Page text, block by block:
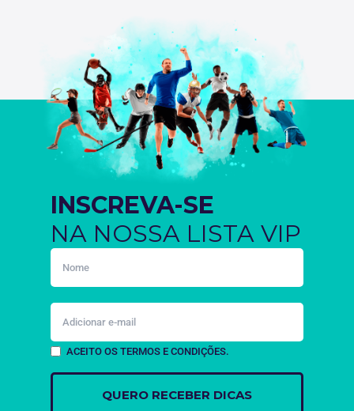
INSCREVA-SE
NA NOSSA LISTA VIP
ACEITO OS TERMOS E CONDIÇÕES.